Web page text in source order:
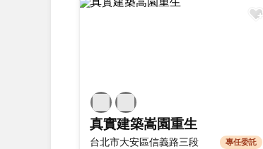
真實建築嵩園重生
台北市大安區信義路三段 專任委託